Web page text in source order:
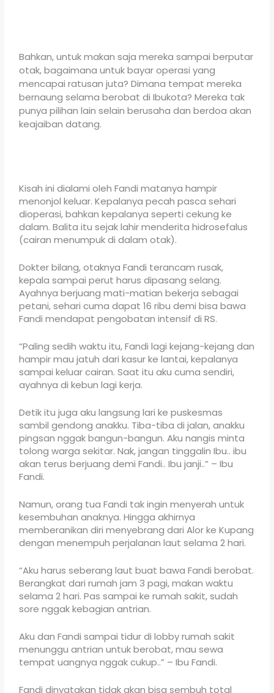
Bahkan, untuk makan saja mereka sampai berputar
otak, bagaimana untuk bayar operasi yang
mencapai ratusan juta? Dimana tempat mereka
bernaung selama berobat di Ibukota? Mereka tak
punya pilihan lain selain berusaha dan berdoa akan
keajaiban datang.
Kisah ini dialami oleh Fandi matanya hampir
menonjol keluar. Kepalanya pecah pasca sehari
dioperasi, bahkan kepalanya seperti cekung ke
dalam. Balita itu sejak lahir menderita hidrosefalus
(cairan menumpuk di dalam otak).
Dokter bilang, otaknya Fandi terancam rusak,
kepala sampai perut harus dipasang selang.
Ayahnya berjuang mati-matian bekerja sebagai
petani, sehari cuma dapat 16 ribu demi bisa bawa
Fandi mendapat pengobatan intensif di RS.
“Paling sedih waktu itu, Fandi lagi kejang-kejang dan
hampir mau jatuh dari kasur ke lantai, kepalanya
sampai keluar cairan. Saat itu aku cuma sendiri,
ayahnya di kebun lagi kerja.
Detik itu juga aku langsung lari ke puskesmas
sambil gendong anakku. Tiba-tiba di jalan, anakku
pingsan nggak bangun-bangun. Aku nangis minta
tolong warga sekitar. Nak, jangan tinggalin Ibu.. ibu
akan terus berjuang demi Fandi.. Ibu janji..” – Ibu
Fandi.
Namun, orang tua Fandi tak ingin menyerah untuk
kesembuhan anaknya. Hingga akhirnya
memberanikan diri menyebrang dari Alor ke Kupang
dengan menempuh perjalanan laut selama 2 hari.
“Aku harus seberang laut buat bawa Fandi berobat.
Berangkat dari rumah jam 3 pagi, makan waktu
selama 2 hari. Pas sampai ke rumah sakit, sudah
sore nggak kebagian antrian.
Aku dan Fandi sampai tidur di lobby rumah sakit
menunggu antrian untuk berobat, mau sewa
tempat uangnya nggak cukup..” – Ibu Fandi.
Fandi dinyatakan tidak akan bisa sembuh total